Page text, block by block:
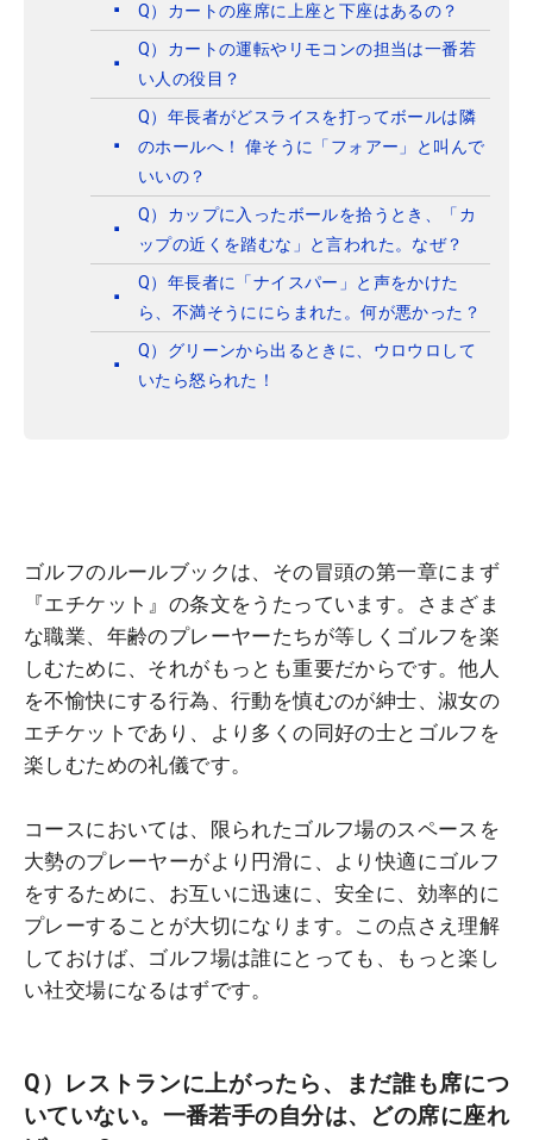
Q）カートの座席に上座と下座はあるの？
Q）カートの運転やリモコンの担当は一番若
い人の役目？
Q）年長者がどスライスを打ってボールは隣
のホールへ！ 偉そうに「フォアー」と叫んで
いいの？
Q）カップに入ったボールを拾うとき、「カ
ップの近くを踏むな」と言われた。なぜ？
Q）年長者に「ナイスパー」と声をかけた
ら、不満そうににらまれた。何が悪かった？
Q）グリーンから出るときに、ウロウロして
いたら怒られた！
ゴルフのルールブックは、その冒頭の第一章にまず
『エチケット』の条文をうたっています。さまざま
な職業、年齢のプレーヤーたちが等しくゴルフを楽
しむために、それがもっとも重要だからです。他人
を不愉快にする行為、行動を慎むのが紳士、淑女の
エチケットであり、より多くの同好の士とゴルフを
楽しむための礼儀です。
コースにおいては、限られたゴルフ場のスペースを
大勢のプレーヤーがより円滑に、より快適にゴルフ
をするために、お互いに迅速に、安全に、効率的に
プレーすることが大切になります。この点さえ理解
しておけば、ゴルフ場は誰にとっても、もっと楽し
い社交場になるはずです。
Q）レストランに上がったら、まだ誰も席につ
いていない。一番若手の自分は、どの席に座れ